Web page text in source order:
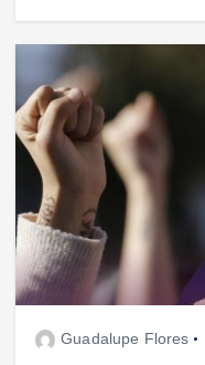
Guadalupe Flores